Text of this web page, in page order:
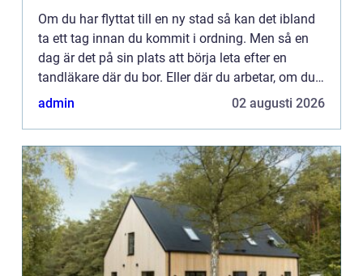
Om du har flyttat till en ny stad så kan det ibland
ta ett tag innan du kommit i ordning. Men så en
dag är det på sin plats att börja leta efter en
tandläkare där du bor. Eller där du arbetar, om du
föredrar det. Bor du i Sollentuna så kan du enkelt
admin 02 augusti 2026